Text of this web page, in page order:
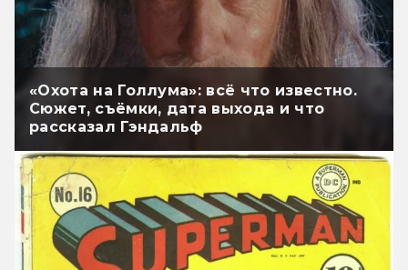
«Охота на Голлума»: всё что известно.
Сюжет, съёмки, дата выхода и что
рассказал Гэндальф